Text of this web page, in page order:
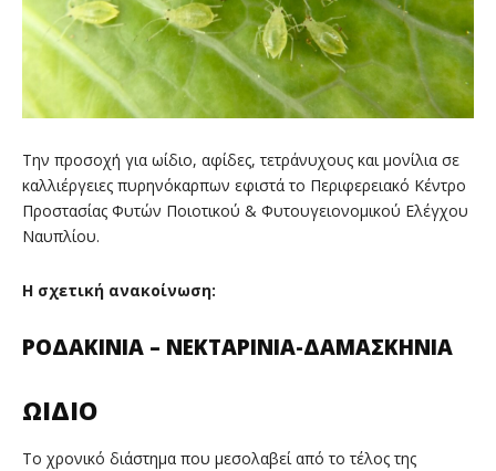
Την προσοχή για ωίδιο, αφίδες, τετράνυχους και μονίλια σε
καλλιέργειες πυρηνόκαρπων εφιστά το Περιφερειακό Κέντρο
Προστασίας Φυτών Ποιοτικού & Φυτουγειονομικού Ελέγχου
Ναυπλίου.
Η σχετική ανακοίνωση:
ΡΟΔΑΚΙΝΙΑ – ΝΕΚΤΑΡΙΝΙΑ-ΔΑΜΑΣΚΗΝΙΑ
ΩΙΔΙΟ
Το χρονικό διάστημα που μεσολαβεί από το τέλος της